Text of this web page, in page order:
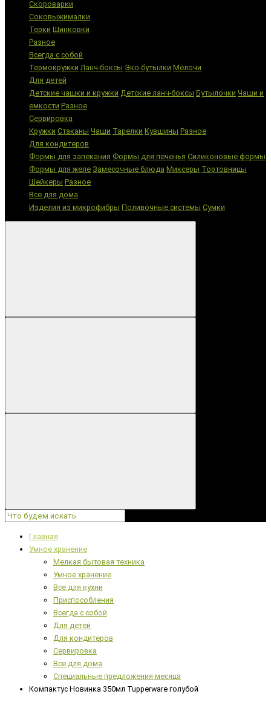
Скороварки
Соковыжималки
Терки Шинковки
Разное
Всегда с собой
Термокружки Ланч-боксы Эко-бутылки Мелочи
Для детей
Детские чашки и кружки Детские ланч-боксы Бутылочки Чаши и
емкости Разное
Сервировка
Кружки Стаканы Чаши Тарелки Кувшины Разное
Для кондитеров
Формы для запекания Формы для печенья Силиконовые формы
Формы для желе Замесочные блюда Миксеры Тортовницы
Шейкеры Разное
Все для дома
Изделия из микрофибры Поливочные системы Сумки
Главная
Умное хранение
Мелкая бытовая техника
Умное хранение
Все для кухни
Приспособления
Всегда с собой
Для детей
Для кондитеров
Сервировка
Все для дома
Специальные предложения месяца
Компактус Новинка 350мл Tupperware голубой